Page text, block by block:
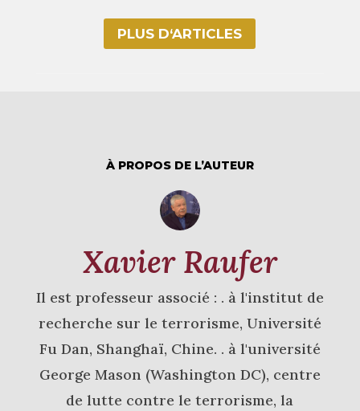
PLUS D‘ARTICLES
À PROPOS DE L’AUTEUR
Xavier Raufer
Il est professeur associé : . à l'institut de
recherche sur le terrorisme, Université
Fu Dan, Shanghaï, Chine. . à l'université
George Mason (Washington DC), centre
de lutte contre le terrorisme, la